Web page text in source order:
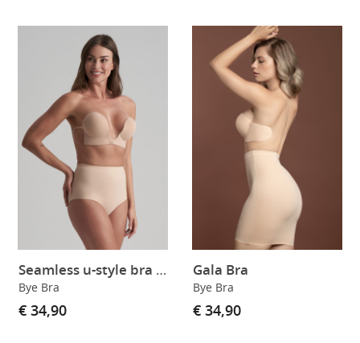
Seamless u-style bra skin
Bye Bra
€ 34,90
Gala Bra
Bye Bra
€ 34,90